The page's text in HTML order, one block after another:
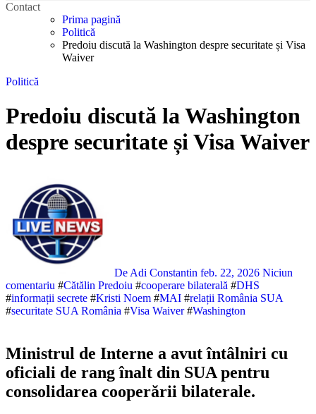
Contact
Prima pagină
Politică
Predoiu discută la Washington despre securitate și Visa
Waiver
Politică
Predoiu discută la Washington
despre securitate și Visa Waiver
De Adi Constantin feb. 22, 2026 Niciun
comentariu #Cătălin Predoiu #cooperare bilaterală #DHS
#informații secrete #Kristi Noem #MAI #relații România SUA
#securitate SUA România #Visa Waiver#Washington
Ministrul de Interne a avut întâlniri cu
oficiali de rang înalt din SUA pentru
consolidarea cooperării bilaterale.